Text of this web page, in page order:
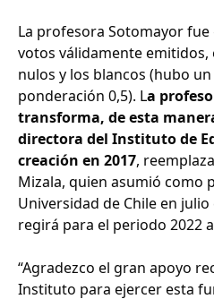
La profesora Sotomayor fue
votos válidamente emitidos,
nulos y los blancos (hubo
ponderación 0,5). La
transforma, de esta
directora del Instituto de
creación en 2017,
Mizala, quien asumió como
Universidad de Chile en
regirá para el periodo 2022
“Agradezco el gran apoyo
Instituto para ejercer esta